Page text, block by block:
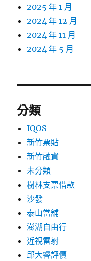
2025 年 1 月
2024 年 12 月
2024 年 11 月
2024 年 5 月
分類
IQOS
新竹票貼
新竹融資
未分類
樹林支票借款
沙發
泰山當舖
澎湖自由行
近視雷射
邱大睿評價